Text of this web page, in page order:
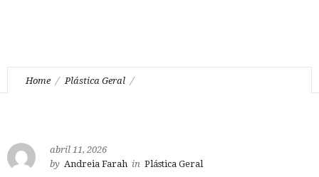
Home Plástica Geral
abril 11, 2026
by Andreia Farah in Plástica Geral